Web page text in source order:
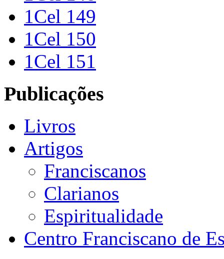
1Cel 149
1Cel 150
1Cel 151
Publicações
Livros
Artigos
Franciscanos
Clarianos
Espiritualidade
Centro Franciscano de